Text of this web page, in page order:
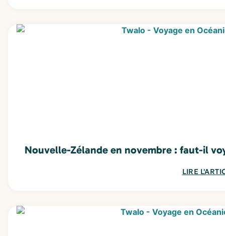
Nouvelle-Zélande en novembre : faut-il
LIRE